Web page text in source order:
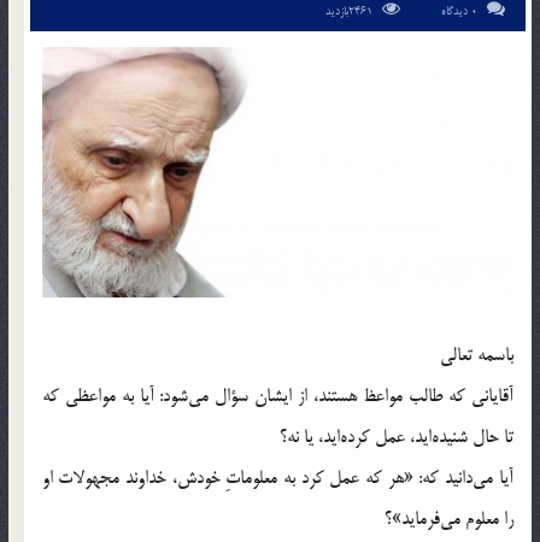
0 دیدگاه
باسمه تعالی
آقایانی که طالب مواعظ هستند، از ایشان سؤال می‌شود: آیا به مواعظی که
تا حال شنیده‌اید، عمل کرده‌اید، یا نه؟
آیا می‌دانید که: «هر که عمل کرد به معلوماتِ خودش، خداوند مجهولات او
را معلوم می‌فرماید»؟